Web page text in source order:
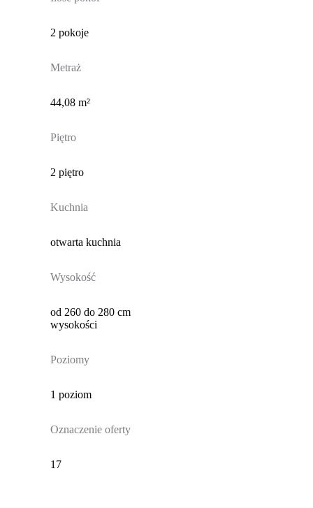
2 pokoje
Metraż
44,08 m²
Piętro
2 piętro
Kuchnia
otwarta kuchnia
Wysokość
od 260 do 280 cm
wysokości
Poziomy
1 poziom
Oznaczenie oferty
17